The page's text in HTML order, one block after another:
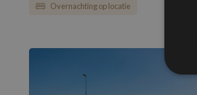
Overnachting op locatie